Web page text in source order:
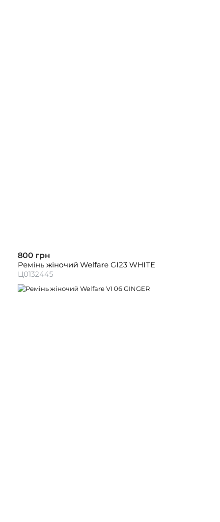
800 грн
Ремінь жіночий Welfare GI23 WHITE
Ц0132445